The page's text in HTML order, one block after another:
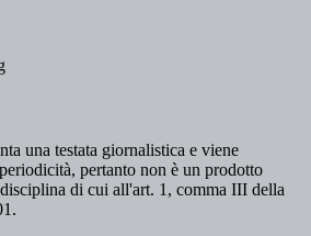
una testata giornalistica e viene
pertanto non è un prodotto
di cui all'art. 1, comma III della